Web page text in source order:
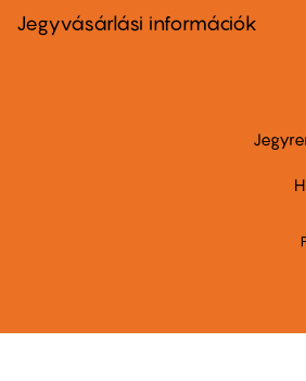
second
Jegyvásárlási információk